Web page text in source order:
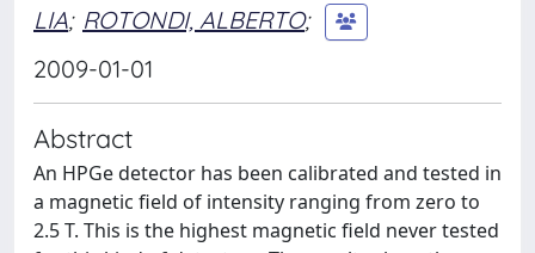
LIA; ROTONDI, ALBERTO;
2009-01-01
Abstract
An HPGe detector has been calibrated and tested in
a magnetic field of intensity ranging from zero to
2.5 T. This is the highest magnetic field never tested